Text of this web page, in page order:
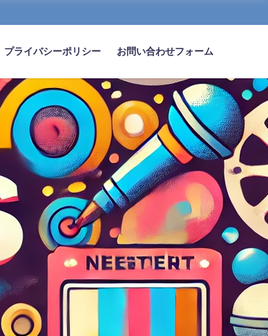
プライバシーポリシー お問い合わせフォーム